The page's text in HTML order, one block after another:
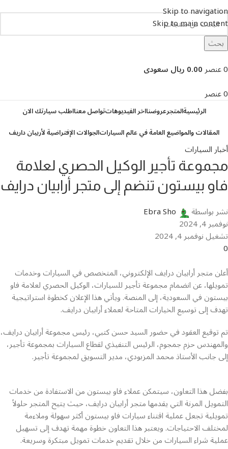
Skip to navigation
Skip to main content
بحث
0عنصر0.00 ريال سعودى
0عنصر
الرئيسيةالمتجرعروضنااخر الفيديوهاتتواصل معنااطلب سيارتك الان
المقالات والمواضيع العامة في عالم السياراتالجوالات الإفتراضية لأربيان داريف
أخبار السيارات
مجموعة تأجير الوكيل الحصري لعلامة
فاو بيستون تنضم إلى متجر أرابيان درايف
نشر بواسطة Ebra Sho
نوفمبر 4, 2024
تشغيل نوفمبر 4, 2024
0
أعلن متجر أرابيان درايف الإلكتروني، المتخصص في السيارات وخدمات
تمويلها، عن انضمام مجموعة تأجير للسيارات، الوكيل الحصري لعلامة فاو
بيستون في السعودية، إلى المنصة. ويأتي هذا الإعلان كخطوة استراتيجية
تهدف إلى توسيع الخيارات المتاحة لعملاء أرابيان درايف.
تم توقيع العقود في حضور السيد حسن كتبي، رئيس مجموعة أرابيان درايف،
والمهندس حزم جمجوم، الرئيس التنفيذي لقطاع السيارات بمجموعة تأجير،
إلى جانب الأستاذ محمد المزبودي، مدير التسويق لمجموعة تأجير.
بفضل هذا التعاون، سيتمكن عملاء فاو بيستون من الاستفادة من خدمات
التمويل المرنة التي يقدمها متجر أرابيان درايف، حيث يتيح المتجر حلولاً
تمويلية تجعل عملية اقتناء سيارات فاو بيستون أكثر سهولة وملاءمة
لمختلف الاحتياجات. ويعتبر هذا التعاون خطوة مهمة تهدف إلى تسهيل
عملية شراء السيارات من خلال تقديم خدمات تمويل مبتكرة وسريعة.